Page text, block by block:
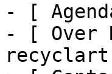
- [
- [ Over